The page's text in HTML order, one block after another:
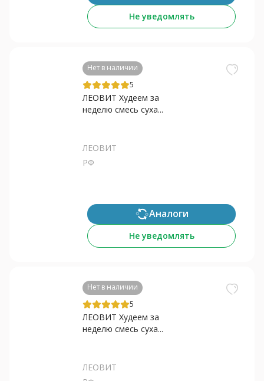
Не уведомлять
Нет в наличии
5
ЛЕОВИТ Худеем за
неделю смесь суха...
ЛЕОВИТ
РФ
Аналоги
Не уведомлять
Нет в наличии
5
ЛЕОВИТ Худеем за
неделю смесь суха...
ЛЕОВИТ